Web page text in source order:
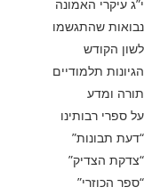
י”ג עיקרי האמונה
נבואות שהתגשמו
לשון הקודש
הגיונות תלמודיים
תורה ומדע
על ספרי רבותינו
“דעת תבונות”
“צדקת הצדיק”
“ספר הכוזרי”